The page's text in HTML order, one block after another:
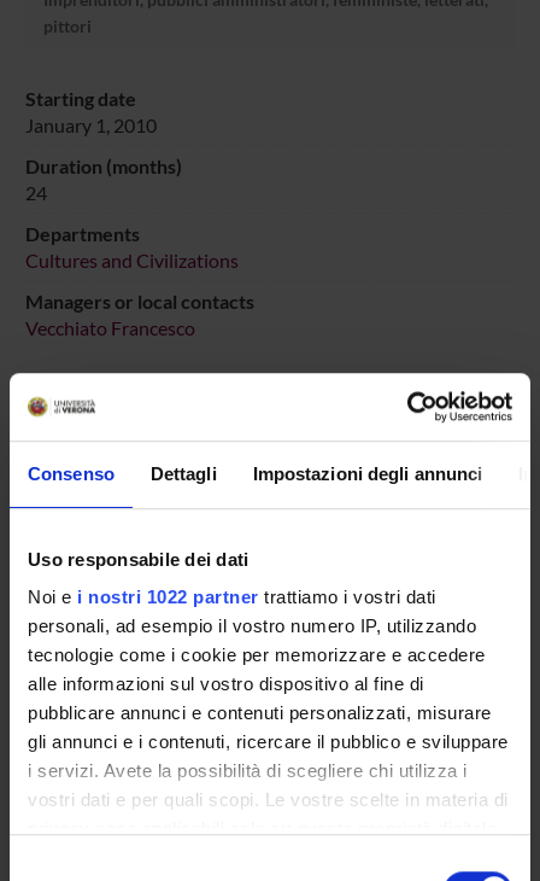
Consenso Dettagli Impostazioni degli annunci
Uso responsabile dei dati
Noi e i nostri 1022 partner trattiamo i vostri dati
personali, ad esempio il vostro numero IP, utilizzando
tecnologie come i cookie per memorizzare e accedere
alle informazioni sul vostro dispositivo al fine di
pubblicare annunci e contenuti personalizzati, misurare
gli annunci e i contenuti, ricercare il pubblico e sviluppare
i servizi. Avete la possibilità di scegliere chi utilizza i
vostri dati e per quali scopi. Le vostre scelte in materia di
pittori
Starting date
January 1, 2010
Duration (months)
24
Departments
Cultures and Civilizations
Managers or local contacts
Vecchiato Francesco
SPONSORS:
PROJECT PARTICIPANTS
Francesco Vecchiato
RESEARCH AREAS